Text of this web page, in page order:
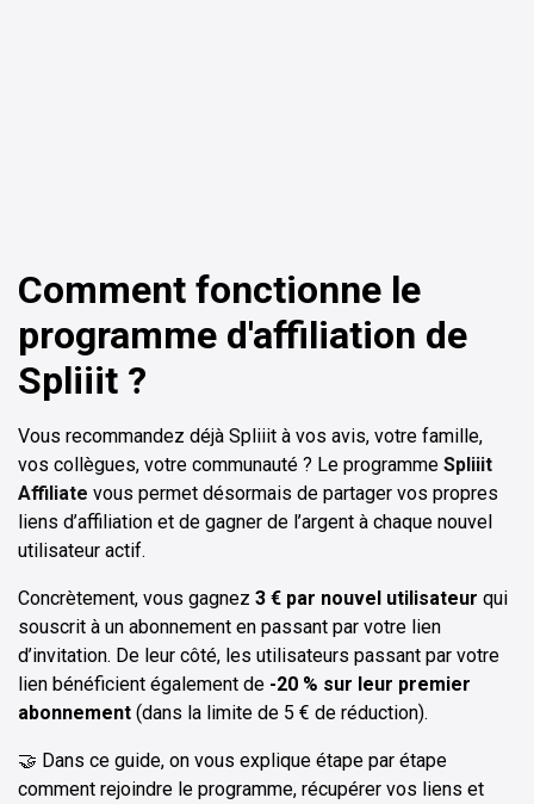
Comment fonctionne le
programme d'affiliation de
Spliiit ?
Vous recommandez déjà Spliiit à vos avis, votre famille,
vos collègues, votre communauté ? Le programme Spliiit
Affiliate vous permet désormais de partager vos propres
liens d’affiliation et de gagner de l’argent à chaque nouvel
utilisateur actif.
Concrètement, vous gagnez 3 € par nouvel utilisateur qui
souscrit à un abonnement en passant par votre lien
d’invitation. De leur côté, les utilisateurs passant par votre
lien bénéficient également de -20 % sur leur premier
abonnement (dans la limite de 5 € de réduction).
🤝 Dans ce guide, on vous explique étape par étape
comment rejoindre le programme, récupérer vos liens et